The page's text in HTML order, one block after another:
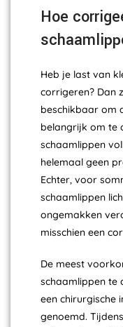
Hoe
Heb je last van
corrigeren? Dan
beschikbaar om
belangrijk om te
schaamlippen
helemaal geen
Echter, voor
schaamlippen
ongemakken
misschien een
De meest
schaamlippen te
een chirurgische
genoemd.